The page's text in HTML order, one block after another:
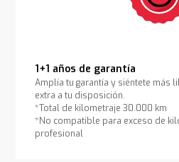
1+1 años de garantía
Amplía tu garantía y siéntete más
extra a tu disposición.
*Total de kilometraje 30.000 km
*No compatible para exceso de
profesional